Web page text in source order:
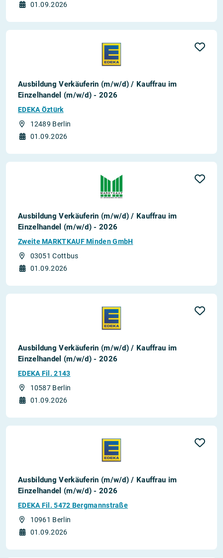
01.09.2026
Ausbildung Verkäuferin (m/w/d) / Kauffrau im
Einzelhandel (m/w/d) - 2026
EDEKA Öztürk
12489 Berlin
01.09.2026
Ausbildung Verkäuferin (m/w/d) / Kauffrau im
Einzelhandel (m/w/d) - 2026
Zweite MARKTKAUF Minden GmbH
03051 Cottbus
01.09.2026
Ausbildung Verkäuferin (m/w/d) / Kauffrau im
Einzelhandel (m/w/d) - 2026
EDEKA Fil. 2143
10587 Berlin
01.09.2026
Ausbildung Verkäuferin (m/w/d) / Kauffrau im
Einzelhandel (m/w/d) - 2026
EDEKA Fil. 5472 Bergmannstraße
10961 Berlin
01.09.2026